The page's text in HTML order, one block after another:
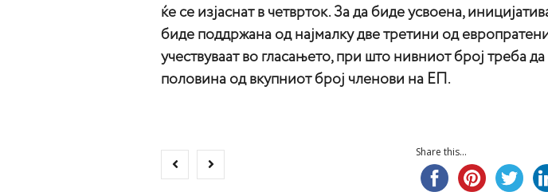
ќе се изјаснат в четврток. За да биде усвоена,
биде поддржана од најмалку две третини од
учествуваат во гласањето, при што нивниот број треба
половина од вкупниот број членови на ЕП.
Share this...